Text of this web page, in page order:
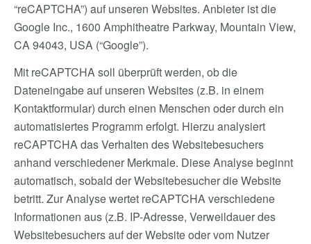
“reCAPTCHA”) auf unseren Websites. Anbieter ist die
Google Inc., 1600 Amphitheatre Parkway, Mountain View,
CA 94043, USA (“Google”).
Mit reCAPTCHA soll überprüft werden, ob die
Dateneingabe auf unseren Websites (z.B. in einem
Kontaktformular) durch einen Menschen oder durch ein
automatisiertes Programm erfolgt. Hierzu analysiert
reCAPTCHA das Verhalten des Websitebesuchers
anhand verschiedener Merkmale. Diese Analyse beginnt
automatisch, sobald der Websitebesucher die Website
betritt. Zur Analyse wertet reCAPTCHA verschiedene
Informationen aus (z.B. IP-Adresse, Verweildauer des
Websitebesuchers auf der Website oder vom Nutzer